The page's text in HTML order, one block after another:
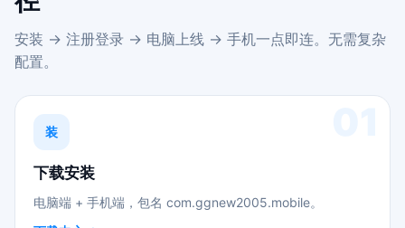
安装 → 注册登录 → 电脑上线 → 手机一点即连。无需复杂
配置。
装
下载安装
电脑端 + 手机端，包名 com.ggnew2005.mobile。